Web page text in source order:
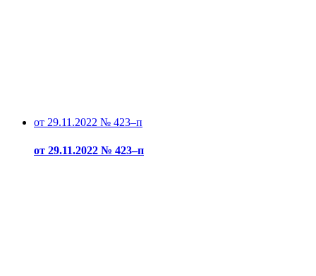
от 29.11.2022 № 423–п
от 29.11.2022 № 423–п